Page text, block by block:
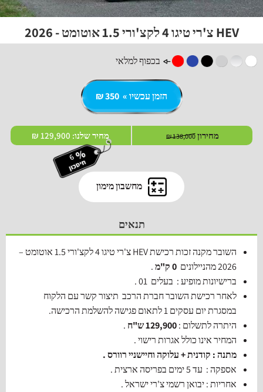
HEV צ'רי טיגו 4 לקצ'ורי 1.5 אוטומט - 2026
בכפוף למלאי
הזמן עכשיו » 350 ₪
מחירון 138,000 ₪ מחיר שלנו: 129,900 ₪
מחשבון מימון
תנאים
השובר מקנה זכות רכישת HEV צ'רי טיגו 4 לקצ'ורי 1.5 אוטומט –
2026 מהניילונים
0 ק"מ
.
ברישיונות מופיע : בעלים 01 .
לאחר רכישת השובר חברת הרכב תיצור קשר עם הלקוח
במסגרת יום עסקים 1 לתאום פגישה להשלמת הרכישה.
היתרה לתשלום :129,900 ש"ח
.
המחיר אינו כולל אגרות רישוי .
מתנה : קודנית + עלוקה וחיישניי רוורס .
אספקה : עד 5 ימים בפריסה ארצית .
אחריות : יבואן רשמי צ'רי ישראל .